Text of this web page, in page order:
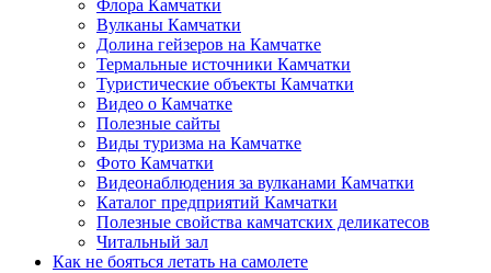
Флора Камчатки
Вулканы Камчатки
Долина гейзеров на Камчатке
Термальные источники Камчатки
Туристические объекты Камчатки
Видео о Камчатке
Полезные сайты
Виды туризма на Камчатке
Фото Камчатки
Видеонаблюдения за вулканами Камчатки
Каталог предприятий Камчатки
Полезные свойства камчатских деликатесов
Читальный зал
Как не бояться летать на самолете